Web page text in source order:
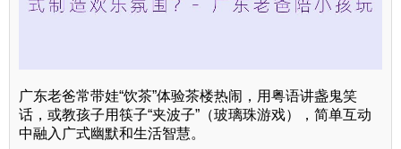
广东老爸常带娃“饮茶”体验茶楼热闹，用粤语讲盏鬼笑
话，或教孩子用筷子“夹波子”（玻璃珠游戏），简单互动
中融入广式幽默和生活智慧。